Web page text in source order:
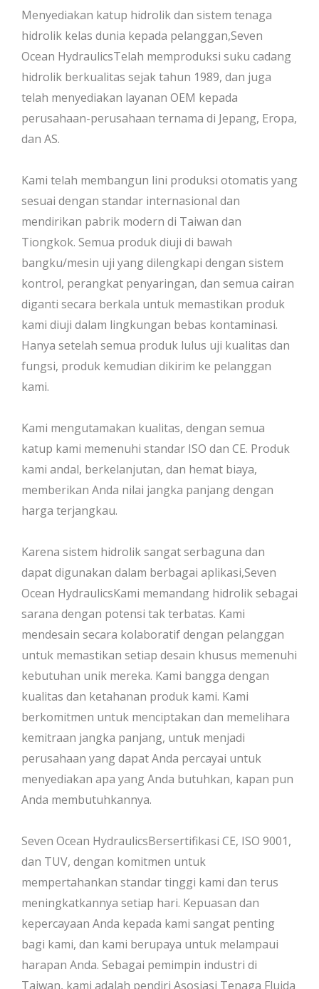
Menyediakan katup hidrolik dan sistem tenaga
hidrolik kelas dunia kepada pelanggan,Seven
Ocean HydraulicsTelah memproduksi suku cadang
hidrolik berkualitas sejak tahun 1989, dan juga
telah menyediakan layanan OEM kepada
perusahaan-perusahaan ternama di Jepang, Eropa,
dan AS.
Kami telah membangun lini produksi otomatis yang
sesuai dengan standar internasional dan
mendirikan pabrik modern di Taiwan dan
Tiongkok. Semua produk diuji di bawah
bangku/mesin uji yang dilengkapi dengan sistem
kontrol, perangkat penyaringan, dan semua cairan
diganti secara berkala untuk memastikan produk
kami diuji dalam lingkungan bebas kontaminasi.
Hanya setelah semua produk lulus uji kualitas dan
fungsi, produk kemudian dikirim ke pelanggan
kami.
Kami mengutamakan kualitas, dengan semua
katup kami memenuhi standar ISO dan CE. Produk
kami andal, berkelanjutan, dan hemat biaya,
memberikan Anda nilai jangka panjang dengan
harga terjangkau.
Karena sistem hidrolik sangat serbaguna dan
dapat digunakan dalam berbagai aplikasi,Seven
Ocean HydraulicsKami memandang hidrolik sebagai
sarana dengan potensi tak terbatas. Kami
mendesain secara kolaboratif dengan pelanggan
untuk memastikan setiap desain khusus memenuhi
kebutuhan unik mereka. Kami bangga dengan
kualitas dan ketahanan produk kami. Kami
berkomitmen untuk menciptakan dan memelihara
kemitraan jangka panjang, untuk menjadi
perusahaan yang dapat Anda percayai untuk
menyediakan apa yang Anda butuhkan, kapan pun
Anda membutuhkannya.
Seven Ocean HydraulicsBersertifikasi CE, ISO 9001,
dan TUV, dengan komitmen untuk
mempertahankan standar tinggi kami dan terus
meningkatkannya setiap hari. Kepuasan dan
kepercayaan Anda kepada kami sangat penting
bagi kami, dan kami berupaya untuk melampaui
harapan Anda. Sebagai pemimpin industri di
Taiwan, kami adalah pendiri Asosiasi Tenaga Fluida